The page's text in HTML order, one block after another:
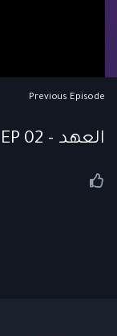
Previous Episode
العهد - S1 | EP 02 - العهد | الحلقة 02